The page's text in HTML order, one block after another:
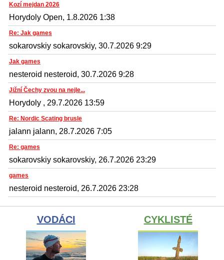
Kozí mejdan 2026
Horydoly Open, 1.8.2026 1:38
Re: Jak games
sokarovskiy sokarovskiy, 30.7.2026 9:29
Jak games
nesteroid nesteroid, 30.7.2026 9:28
Jižní Čechy zvou na nejle...
Horydoly , 29.7.2026 13:59
Re: Nordic Scating brusle
jalann jalann, 28.7.2026 7:05
Re: games
sokarovskiy sokarovskiy, 26.7.2026 23:29
games
nesteroid nesteroid, 26.7.2026 23:28
VODÁCI CYKLISTÉ